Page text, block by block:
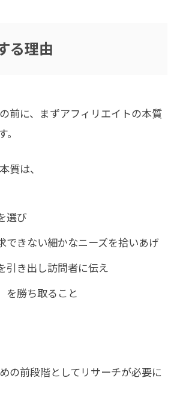
る理由
前に、まずアフィリエイトの本質
質は、
選び
できない細かなニーズを拾いあげ
引き出し訪問者に伝え
を勝ち取ること
の前段階としてリサーチが必要に